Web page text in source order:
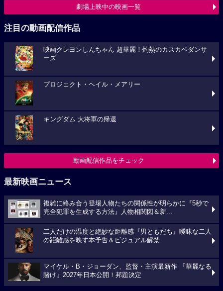
劇場上映中の映画一覧
注目の動画配信作品
映画クレヨンしんちゃん 超華麗！灼熱のカスカベダンサ
ーズ
プロジェクト・ヘイル・メアリー
キングダム 大将軍の帰還
動画配信作品をチェック
最新映画ニュース
複雑に絡み合う登場人物たちの関係性が明らかに『5秒で
完全犯罪を生成する方法』人物相関図＆新...
二人だけの温度と絶妙な距離感『男ともだち』曖昧な二人
の距離感を映す本予告＆ビジュアル解禁
マイケル・B・ジョーダン、監督・主演最新作 『華麗なる
賭け』2027年日本公開！邦題決定